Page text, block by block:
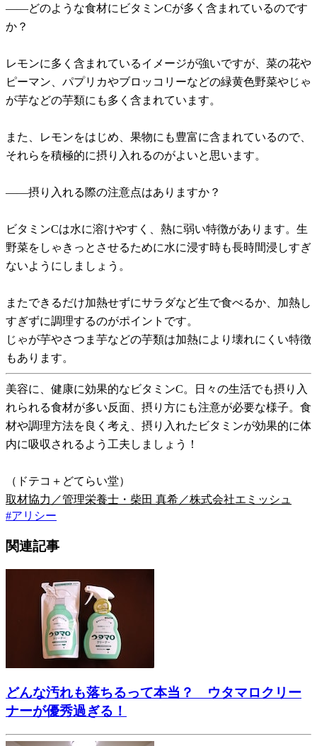
――どのような食材にビタミンCが多く含まれているのです
か？
レモンに多く含まれているイメージが強いですが、菜の花や
ピーマン、パプリカやブロッコリーなどの緑黄色野菜やじゃ
が芋などの芋類にも多く含まれています。
また、レモンをはじめ、果物にも豊富に含まれているので、
それらを積極的に摂り入れるのがよいと思います。
――摂り入れる際の注意点はありますか？
ビタミンCは水に溶けやすく、熱に弱い特徴があります。生
野菜をしゃきっとさせるために水に浸す時も長時間浸しすぎ
ないようにしましょう。
またできるだけ加熱せずにサラダなど生で食べるか、加熱し
すぎずに調理するのがポイントです。
じゃが芋やさつま芋などの芋類は加熱により壊れにくい特徴
もあります。
美容に、健康に効果的なビタミンC。日々の生活でも摂り入
れられる食材が多い反面、摂り方にも注意が必要な様子。食
材や調理方法を良く考え、摂り入れたビタミンが効果的に体
内に吸収されるよう工夫しましょう！
（ドテコ＋どてらい堂）
取材協力／管理栄養士・柴田 真希／株式会社エミッシュ
#アリシー
関連記事
どんな汚れも落ちるって本当？ ウタマロクリー
ナーが優秀過ぎる！